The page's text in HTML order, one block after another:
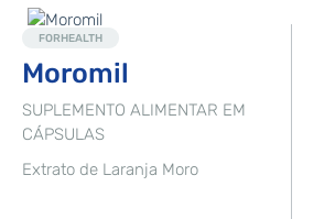
Destaque
FORHEALTH
Moromil
SUPLEMENTO ALIMENTAR EM
CÁPSULAS
Extrato de Laranja Moro